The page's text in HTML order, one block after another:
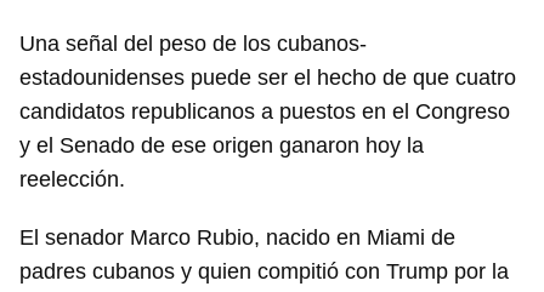
Una señal del peso de los cubanos-
estadounidenses puede ser el hecho de que cuatro
candidatos republicanos a puestos en el Congreso
y el Senado de ese origen ganaron hoy la
reelección.
El senador Marco Rubio, nacido en Miami de
padres cubanos y quien compitió con Trump por la